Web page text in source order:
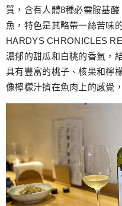
質，含有人體8種必需胺基
魚，特色是其略帶一絲苦味
HARDYS CHRONICLES
濃郁的甜瓜和白桃的香氣，
具有豐富的桃子、核果和檸
像檸檬汁擠在魚肉上的感覺